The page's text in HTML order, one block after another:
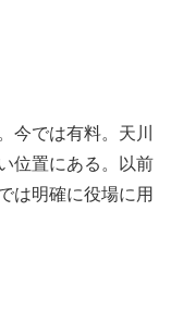
今では有料。天川
位置にある。以前
は明確に役場に用